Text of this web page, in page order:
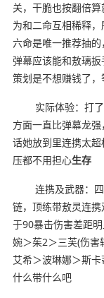
关，干脆也按翻倍
为和二命互相稀释，
六命是唯一推荐抽
弹幕应该能和敖璃
策划是不想赚钱了，
实际体验：打了
方面一直比弹幕龙
话她放到里连携太
压都不用担心生存
连携及武器：四
链，顶练带敖灵连
于90暴击伤害差距
婉＞茱2＞三芙(伤害
艾希＞波琳娜＞斯
什么带什么吧